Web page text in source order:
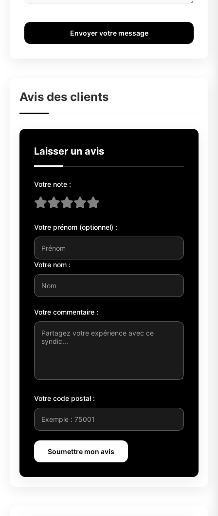
Envoyer votre message
Avis des clients
Laisser un avis
Votre note :
Votre prénom (optionnel) :
Votre nom :
Votre commentaire :
Votre code postal :
Soumettre mon avis